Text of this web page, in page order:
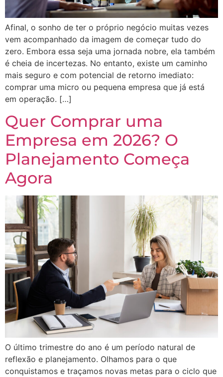
Afinal, o sonho de ter o próprio negócio muitas vezes
vem acompanhado da imagem de começar tudo do
zero. Embora essa seja uma jornada nobre, ela também
é cheia de incertezas. No entanto, existe um caminho
mais seguro e com potencial de retorno imediato:
comprar uma micro ou pequena empresa que já está
em operação. […]
Quer Comprar uma
Empresa em 2026? O
Planejamento Começa
Agora
O último trimestre do ano é um período natural de
reflexão e planejamento. Olhamos para o que
conquistamos e traçamos novas metas para o ciclo que